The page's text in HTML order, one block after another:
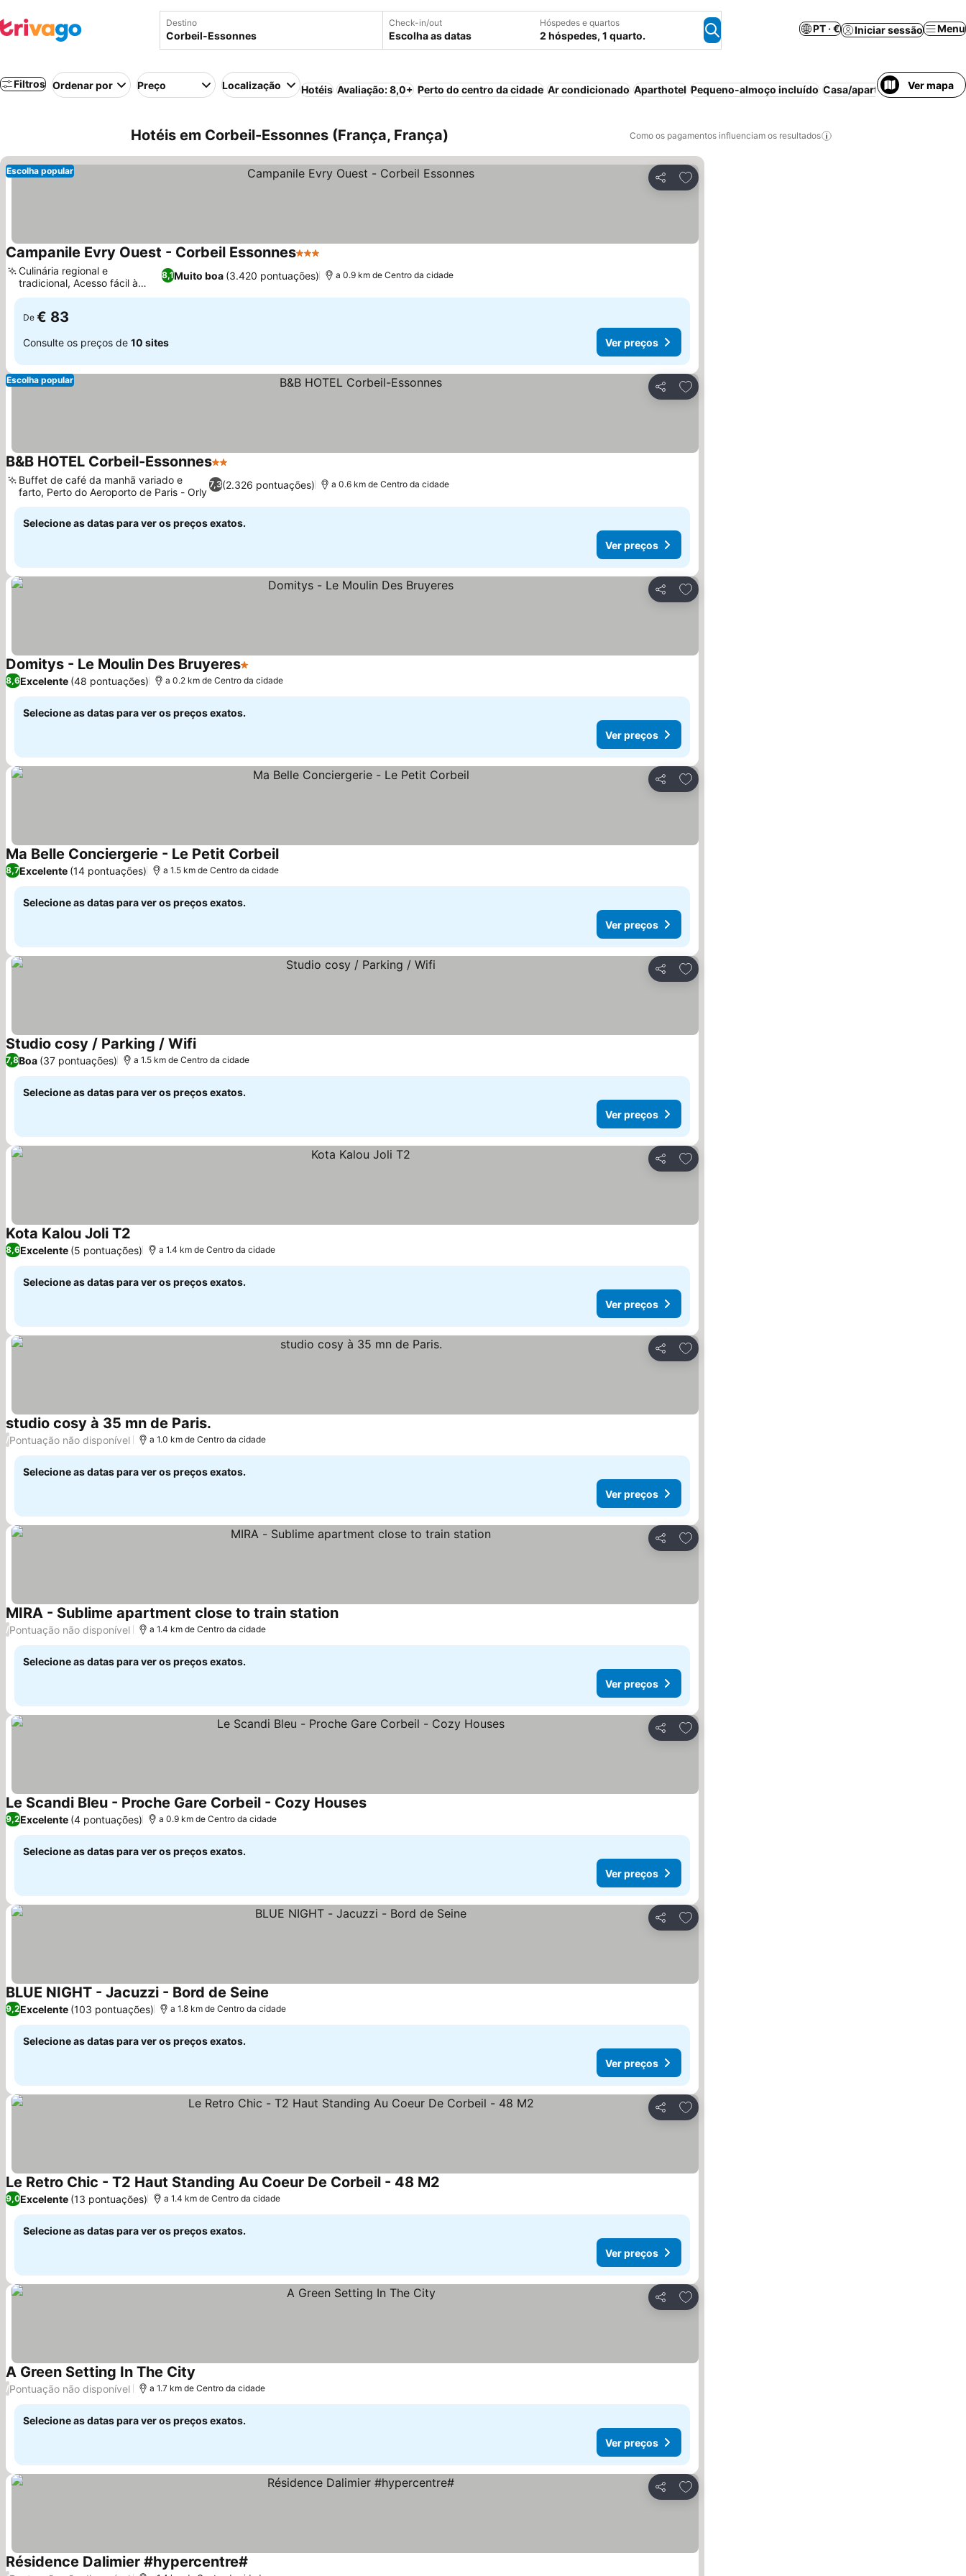
Destino Check-in/out
Escolha as datas
Hóspedes e quartos
2 hóspedes, 1 quarto.
PT · € Iniciar sessão Menu
Filtros Ordenar por Preço Localização Hotéis Avaliação: 8,0+ Perto do centro da cidade Ar condicionado Aparthotel Pequeno-almoço incluído Casa/apartamento inteiro
Ver mapa
Hotéis em Corbeil-Essonnes (França, França) Como os pagamentos influenciam os resultados
Partilhar
Adicionar aos favoritos
Escolha popular
Campanile Evry Ouest - Corbeil Essonnes3 Estrelas
8,1Muito boa (3.420 pontuações)
Culinária regional e
tradicional, Acesso fácil à
autoestrada
a 0.9 km de Centro da cidade
De € 83
Consulte os preços de 10 sites Ver preços
Partilhar
Adicionar aos favoritos
Escolha popular
B&B HOTEL Corbeil-Essonnes2 Estrelas
7,3(2.326 pontuações)
Buffet de café da manhã variado e
farto, Perto do Aeroporto de Paris - Orly
a 0.6 km de Centro da cidade
Selecione as datas para ver os preços exatos.
Ver preços
Partilhar
Adicionar aos favoritos
Domitys - Le Moulin Des Bruyeres1 Estrelas
8,6Excelente (48 pontuações) a 0.2 km de Centro da cidade
Selecione as datas para ver os preços exatos.
Ver preços
Partilhar
Adicionar aos favoritos
Ma Belle Conciergerie - Le Petit Corbeil
8,7Excelente (14 pontuações) a 1.5 km de Centro da cidade
Selecione as datas para ver os preços exatos.
Ver preços
Partilhar
Adicionar aos favoritos
Studio cosy / Parking / Wifi
7,8Boa (37 pontuações) a 1.5 km de Centro da cidade
Selecione as datas para ver os preços exatos.
Ver preços
Partilhar
Adicionar aos favoritos
Kota Kalou Joli T2
8,6Excelente (5 pontuações) a 1.4 km de Centro da cidade
Selecione as datas para ver os preços exatos.
Ver preços
Partilhar
Adicionar aos favoritos
studio cosy à 35 mn de Paris.
/Pontuação não disponível a 1.0 km de Centro da cidade
Selecione as datas para ver os preços exatos.
Ver preços
Partilhar
Adicionar aos favoritos
MIRA - Sublime apartment close to train station
/Pontuação não disponível a 1.4 km de Centro da cidade
Selecione as datas para ver os preços exatos.
Ver preços
Partilhar
Adicionar aos favoritos
Le Scandi Bleu - Proche Gare Corbeil - Cozy Houses
9,2Excelente (4 pontuações) a 0.9 km de Centro da cidade
Selecione as datas para ver os preços exatos.
Ver preços
Partilhar
Adicionar aos favoritos
BLUE NIGHT - Jacuzzi - Bord de Seine
9,2Excelente (103 pontuações) a 1.8 km de Centro da cidade
Selecione as datas para ver os preços exatos.
Ver preços
Partilhar
Adicionar aos favoritos
Le Retro Chic - T2 Haut Standing Au Coeur De Corbeil - 48 M2
9,0Excelente (13 pontuações) a 1.4 km de Centro da cidade
Selecione as datas para ver os preços exatos.
Ver preços
Partilhar
Adicionar aos favoritos
A Green Setting In The City
/Pontuação não disponível a 1.7 km de Centro da cidade
Selecione as datas para ver os preços exatos.
Ver preços
Partilhar
Adicionar aos favoritos
Résidence Dalimier #hypercentre#